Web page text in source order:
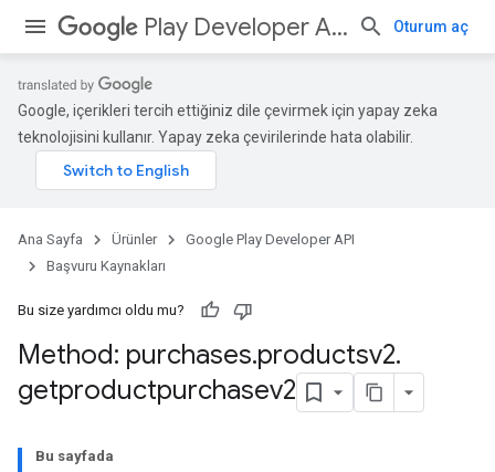
Play Developer API Oturum aç
Google, içerikleri tercih ettiğiniz dile çevirmek için yapay zeka
teknolojisini kullanır. Yapay zeka çevirilerinde hata olabilir.
Ana Sayfa Ürünler
Google Play Developer API
Başvuru Kaynakları
Bu size yardımcı oldu mu?
Method: purchases.productsv2.
getproductpurchasev2
Bu sayfada